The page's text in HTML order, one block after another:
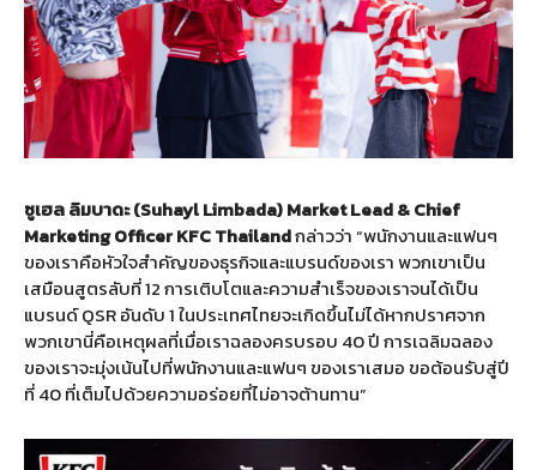
ซูเฮลลิมบาดะ(Suhayl Limbada) Market Lead & Chief
Marketing Officer KFC Thailandกล่าวว่า “พนักงานและแฟนๆ
ของเราคือหัวใจสำคัญของธุรกิจและแบรนด์ของเรา พวกเขาเป็น
เสมือนสูตรลับที่ 12 การเติบโตและความสำเร็จของเราจนได้เป็น
แบรนด์ QSR อันดับ 1 ในประเทศไทยจะเกิดขึ้นไม่ได้หากปราศจาก
พวกเขานี่คือเหตุผลที่เมื่อเราฉลองครบรอบ 40 ปี การเฉลิมฉลอง
ของเราจะมุ่งเน้นไปที่พนักงานและแฟนๆ ของเราเสมอ ขอต้อนรับสู่ปี
ที่ 40 ที่เต็มไปด้วยความอร่อยที่ไม่อาจต้านทาน”